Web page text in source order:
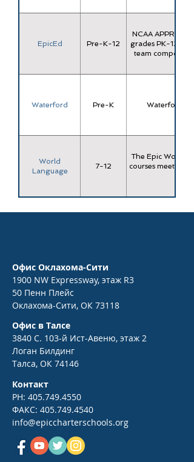
EpicEd Pre-K-12
NCAA
grades PK-12,
team composed
Waterford Pre-K Waterford
World
Language
7-12
The Epic World
courses meet 2
Офис Оклахома-Сити
1900 NW Expressway, этаж R3
50 Пенн Плейс
Оклахома-Сити, ОК 73118
Офис в Талсе
3840 С. 103-й Ист-Авеню, этаж 2
Логан Билдинг
Талса, ОК 74146
Контакт
PH: 405.749.4550
ФАКС: 405.749.4540
info@epiccharterschools.org